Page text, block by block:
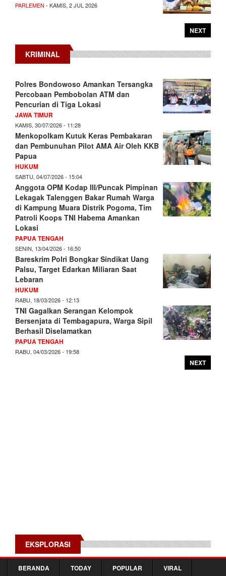
PARLEMEN - KAMIS, 2 JUL 2026
NEXT
KRIMINAL
Polres Bondowoso Amankan Tersangka
Percobaan Pembobolan ATM dan
Pencurian di Tiga Lokasi
JAWA TIMUR
KAMIS, 30/07/2026 - 11:28
Menkopolkam Kutuk Keras Pembakaran
dan Pembunuhan Pilot AMA Air Oleh KKB
Papua
HUKUM
SABTU, 04/07/2026 - 15:04
Anggota OPM Kodap III/Puncak Pimpinan
Lekagak Talenggen Bakar Rumah Warga
di Kampung Muara Distrik Pogoma, Tim
Patroli Koops TNI Habema Amankan
Lokasi
PAPUA TENGAH
SENIN, 13/04/2026 - 16:50
Bareskrim Polri Bongkar Sindikat Uang
Palsu, Target Edarkan Miliaran Saat
Lebaran
HUKUM
RABU, 18/03/2026 - 12:13
TNI Gagalkan Serangan Kelompok
Bersenjata di Tembagapura, Warga Sipil
Berhasil Diselamatkan
PAPUA TENGAH
RABU, 04/03/2026 - 19:58
NEXT
EKSPLORASI
Jakarta Aquarium & Safari Kenalkan Red
BERANDA TODAY POPULAR VIRAL